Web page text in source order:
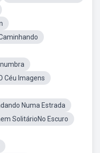
Céu Imagens
Numa Estrada
SolitárioNo Escuro